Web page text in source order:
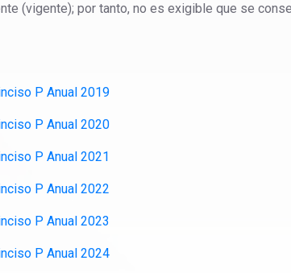
(vigente); por tanto, no es exigible que se
P Anual 2019
P Anual 2020
P Anual 2021
P Anual 2022
P Anual 2023
P Anual 2024